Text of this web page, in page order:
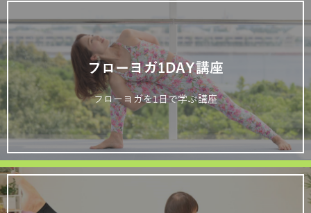
フローヨガ1DAY講座
フローヨガを1日で学ぶ講座